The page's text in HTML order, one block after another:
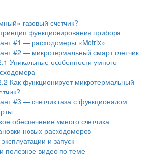
газовый счетчик?
функционирования прибора
#1 — расходомеры «Metrix»
#2 — микротермальный смарт счетчик
Уникальные особенности умного
Как функционирует микротермальный
#3 — счетчик газа с функционалом
обеспечение умного счетчика
новых расходомеров
и запуск
полезное видео по теме